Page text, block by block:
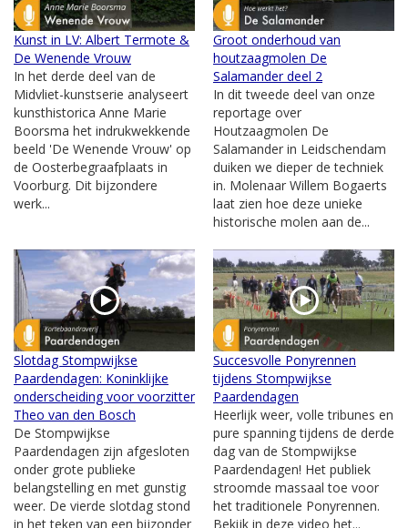
Kunst in LV: Albert Termote &
De Wenende Vrouw
In het derde deel van de
Midvliet-kunstserie analyseert
kunsthistorica Anne Marie
Boorsma het indrukwekkende
beeld 'De Wenende Vrouw' op
de Oosterbegraafplaats in
Voorburg. Dit bijzondere
werk...
Groot onderhoud van
houtzaagmolen De
Salamander deel 2
In dit tweede deel van onze
reportage over
Houtzaagmolen De
Salamander in Leidschendam
duiken we dieper de techniek
in. Molenaar Willem Bogaerts
laat zien hoe deze unieke
historische molen aan de...
Slotdag Stompwijkse
Paardendagen: Koninklijke
onderscheiding voor voorzitter
Theo van den Bosch
De Stompwijkse
Paardendagen zijn afgesloten
onder grote publieke
belangstelling en met gunstig
weer. De vierde slotdag stond
in het teken van een bijzonder
Succesvolle Ponyrennen
tijdens Stompwijkse
Paardendagen
Heerlijk weer, volle tribunes en
pure spanning tijdens de derde
dag van de Stompwijkse
Paardendagen! Het publiek
stroomde massaal toe voor
het traditionele Ponyrennen.
Bekijk in deze video het...